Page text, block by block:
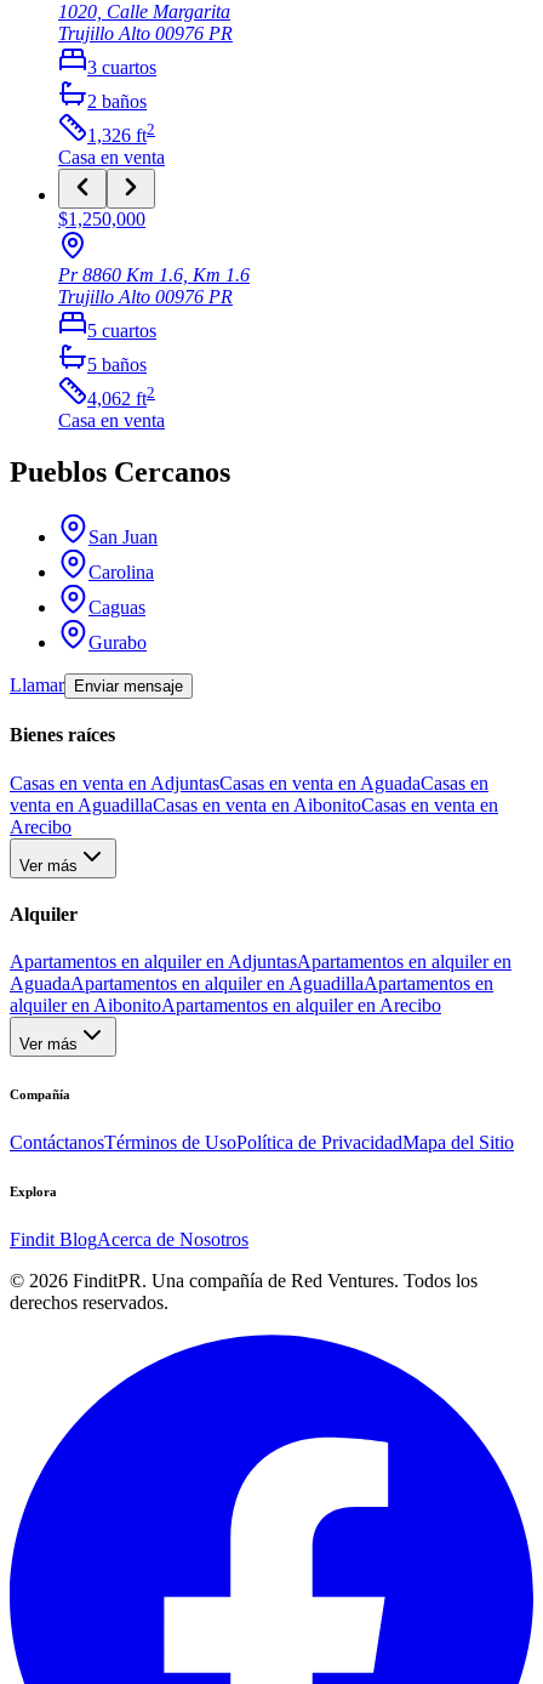
1020, Calle Margarita
Trujillo Alto 00976 PR
3 cuartos
2 baños
1,326 ft2
Casa en venta
$1,250,000
Pr 8860 Km 1.6, Km 1.6
Trujillo Alto 00976 PR
5 cuartos
5 baños
4,062 ft2
Casa en venta
Pueblos Cercanos
San Juan
Carolina
Caguas
Gurabo
Llamar Enviar mensaje
Bienes raíces
Casas en venta en AdjuntasCasas en venta en AguadaCasas en
venta en AguadillaCasas en venta en AibonitoCasas en venta en
Arecibo
Ver más
Alquiler
Apartamentos en alquiler en AdjuntasApartamentos en alquiler en
AguadaApartamentos en alquiler en AguadillaApartamentos en
alquiler en AibonitoApartamentos en alquiler en Arecibo
Ver más
Compañía
ContáctanosTérminos de UsoPolítica de PrivacidadMapa del Sitio
Explora
Findit BlogAcerca de Nosotros
© 2026 FinditPR. Una compañía de Red Ventures. Todos los
derechos reservados.